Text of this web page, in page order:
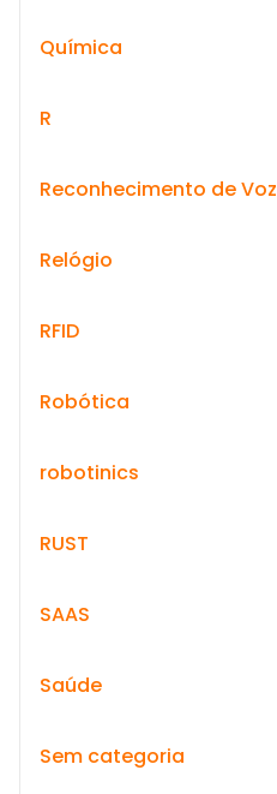
Química
R
Reconhecimento de Voz
Relógio
RFID
Robótica
robotinics
RUST
SAAS
Saúde
Sem categoria